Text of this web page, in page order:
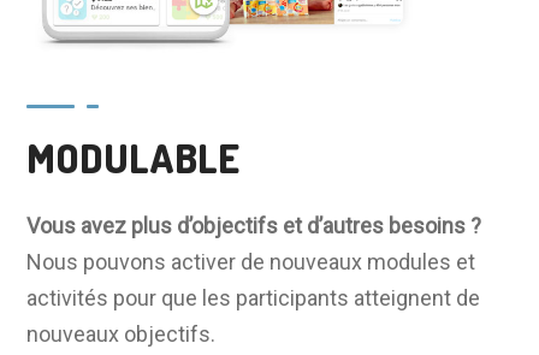
MODULABLE
Vous avez plus d’objectifs etd’autres besoins ?
Nous pouvons activer de nouveaux modules et
activités pour que les participants atteignent de
nouveaux objectifs.